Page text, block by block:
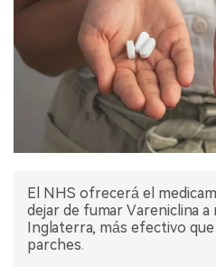
EXPOSICIÓN
ENTREVISTA
El NHS ofrecerá el
dejar de fumar Vareniclina
Inglaterra, más efectivo
parches.